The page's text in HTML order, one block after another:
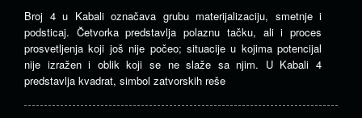
Broj 4 u Kabali označava grubu materijalizaciju, smetnje i
podsticaj. Četvorka predstavlja polaznu tačku, ali i proces
prosvetljenja koji još nije počeo; situacije u kojima potencijal
nije izražen i oblik koji se ne slaže sa njim. U Kabali 4
predstavlja kvadrat, simbol zatvorskih reše